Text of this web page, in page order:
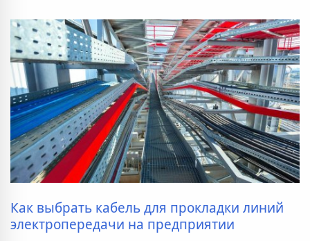
Как выбрать кабель для прокладки линий
электропередачи на предприятии